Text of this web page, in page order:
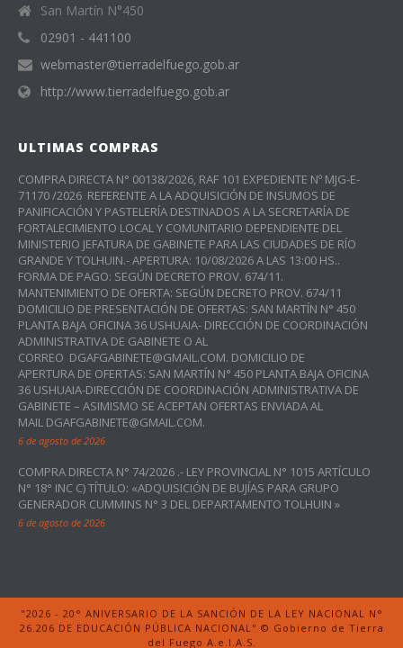
San Martín N°450
02901 - 441100
webmaster@tierradelfuego.gob.ar
http://www.tierradelfuego.gob.ar
ULTIMAS COMPRAS
COMPRA DIRECTA N° 00138/2026, RAF 101 EXPEDIENTE Nº MJG-E-
71170 /2026 REFERENTE A LA ADQUISICIÓN DE INSUMOS DE
PANIFICACIÓN Y PASTELERÍA DESTINADOS A LA SECRETARÍA DE
FORTALECIMIENTO LOCAL Y COMUNITARIO DEPENDIENTE DEL
MINISTERIO JEFATURA DE GABINETE PARA LAS CIUDADES DE RÍO
GRANDE Y TOLHUIN.- APERTURA: 10/08/2026 A LAS 13:00 HS..
FORMA DE PAGO: SEGÚN DECRETO PROV. 674/11.
MANTENIMIENTO DE OFERTA: SEGÚN DECRETO PROV. 674/11
DOMICILIO DE PRESENTACIÓN DE OFERTAS: SAN MARTÍN N° 450
PLANTA BAJA OFICINA 36 USHUAIA- DIRECCIÓN DE COORDINACIÓN
ADMINISTRATIVA DE GABINETE O AL
CORREO DGAFGABINETE@GMAIL.COM. DOMICILIO DE
APERTURA DE OFERTAS: SAN MARTÍN N° 450 PLANTA BAJA OFICINA
36 USHUAIA-DIRECCIÓN DE COORDINACIÓN ADMINISTRATIVA DE
GABINETE – ASIMISMO SE ACEPTAN OFERTAS ENVIADA AL
MAIL DGAFGABINETE@GMAIL.COM.
6 de agosto de 2026
COMPRA DIRECTA N° 74/2026 .- LEY PROVINCIAL N° 1015 ARTÍCULO
N° 18° INC C) TÍTULO: «ADQUISICIÓN DE BUJÍAS PARA GRUPO
GENERADOR CUMMINS N° 3 DEL DEPARTAMENTO TOLHUIN »
6 de agosto de 2026
"2026 - 20° ANIVERSARIO DE LA SANCIÓN DE LA LEY NACIONAL N°
26.206 DE EDUCACIÓN PÚBLICA NACIONAL" © Gobierno de Tierra
del Fuego A.e.I.A.S.